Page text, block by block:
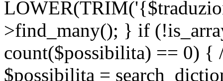
>find_many(); } if
count($possibilita) == 0) {
$possibilita =